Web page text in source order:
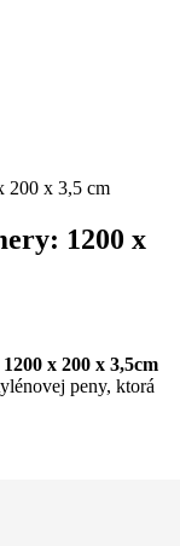
200 x 3,5 cm
1200 x
x 200 x 3,5cm
peny, ktorá